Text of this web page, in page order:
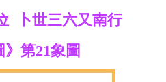
卜世三六又南行
》第21象圖